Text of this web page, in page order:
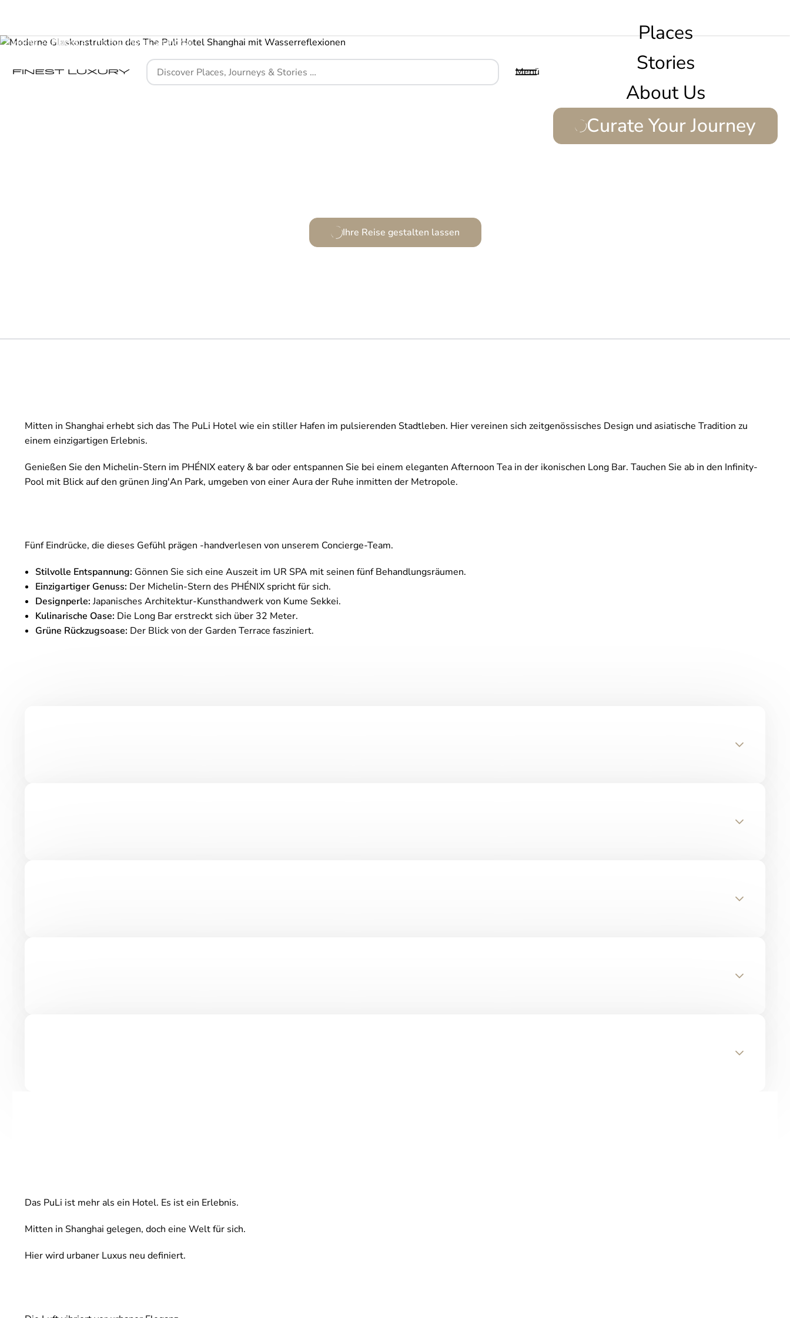
Menü
Places
Stories
About Us
Curate Your Journey
Home Places The Puli Hotel Shanghai
Ihre Reise gestalten lassen
Mitten in Shanghai erhebt sich das The PuLi Hotel wie ein stiller Hafen im pulsierenden Stadtleben. Hier vereinen sich zeitgenössisches Design und asiatische Tradition zu
einem einzigartigen Erlebnis.
Genießen Sie den Michelin-Stern im PHÉNIX eatery & bar oder entspannen Sie bei einem eleganten Afternoon Tea in der ikonischen Long Bar. Tauchen Sie ab in den Infinity-
Pool mit Blick auf den grünen Jing'An Park, umgeben von einer Aura der Ruhe inmitten der Metropole.
Fünf Eindrücke, die dieses Gefühl prägen -handverlesen von unserem Concierge-Team.
Stilvolle Entspannung: Gönnen Sie sich eine Auszeit im UR SPA mit seinen fünf Behandlungsräumen.
Einzigartiger Genuss: Der Michelin-Stern des PHÉNIX spricht für sich.
Designperle:Japanisches Architektur-Kunsthandwerk von Kume Sekkei.
Kulinarische Oase: Die Long Bar erstreckt sich über 32 Meter.
Grüne Rückzugsoase: Der Blick von der Garden Terrace fasziniert.
Das PuLi ist mehr als ein Hotel. Es ist ein Erlebnis.
Mitten in Shanghai gelegen, doch eine Welt für sich.
Hier wird urbaner Luxus neu definiert.